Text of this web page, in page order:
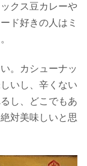
クス豆カレーや
ド好きの人はミ
。カシューナッ
いし、辛くない
し、どこでもあ
対美味しいと思